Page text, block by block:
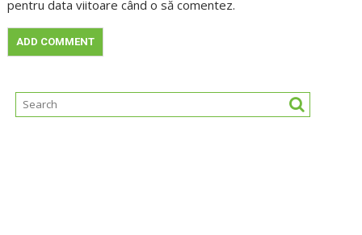
pentru data viitoare când o să comentez.